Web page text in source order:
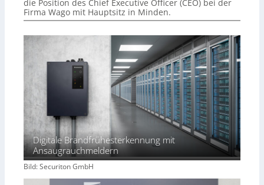
die Position des Chief Executive Officer (CEO) bei der
Firma Wago mit Hauptsitz in Minden.
Digitale Brandfrühesterkennung mit
Ansaugrauchmeldern
Bild: Securiton GmbH